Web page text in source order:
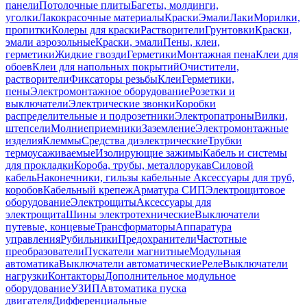
панелиПотолочные плитыБагеты, молдинги,
уголкиЛакокрасочные материалыКраскиЭмалиЛакиМорилки,
пропиткиКолеры для краскиРастворителиГрунтовкиКраски,
эмали аэрозольныеКраски, эмалиПены, клеи,
герметикиЖидкие гвоздиГерметикиМонтажная пенаКлеи для
обоевКлеи для напольных покрытийОчистители,
растворителиФиксаторы резьбыКлеиГерметики,
пеныЭлектромонтажное оборудованиеРозетки и
выключателиЭлектрические звонкиКоробки
распределительные и подрозетникиЭлектропатроныВилки,
штепселиМолниеприемникиЗаземлениеЭлектромонтажные
изделияКлеммыСредства диэлектрическиеТрубки
термоусаживаемыеИзолирующие зажимыКабель и системы
для прокладкиКороба, трубы, металлорукавСиловой
кабельНаконечники, гильзы кабельные Аксессуары для труб,
коробовКабельный крепежАрматура СИПЭлектрощитовое
оборудованиеЭлектрощитыАксессуары для
электрощитаШины электротехническиеВыключатели
путевые, концевыеТрансформаторыАппаратура
управленияРубильникиПредохранителиЧастотные
преобразователиПускатели магнитныеМодульная
автоматикаВыключатели автоматическиеРелеВыключатели
нагрузкиКонтакторыДополнительное модульное
оборудованиеУЗИПАвтоматика пуска
двигателяДифференциальные